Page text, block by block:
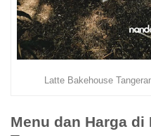
Latte Bakehouse
Menu dan Harga